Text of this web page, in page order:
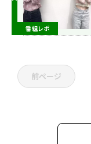
番組レポ
前ページ